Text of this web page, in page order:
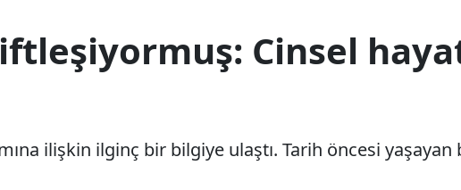
Cinsel
ilişkin ilginç bir bilgiye ulaştı. Tarih öncesi yaşayan